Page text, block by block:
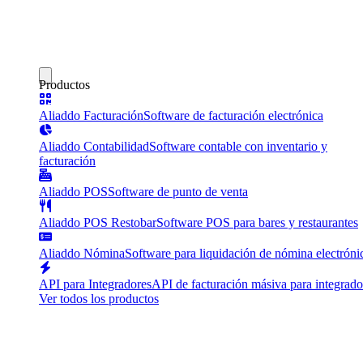
Productos
Aliaddo FacturaciónSoftware de facturación electrónica
Aliaddo ContabilidadSoftware contable con inventario y
facturación
Aliaddo POSSoftware de punto de venta
Aliaddo POS RestobarSoftware POS para bares y restaurantes
Aliaddo NóminaSoftware para liquidación de nómina
API para IntegradoresAPI de facturación másiva para
Ver todos los productos